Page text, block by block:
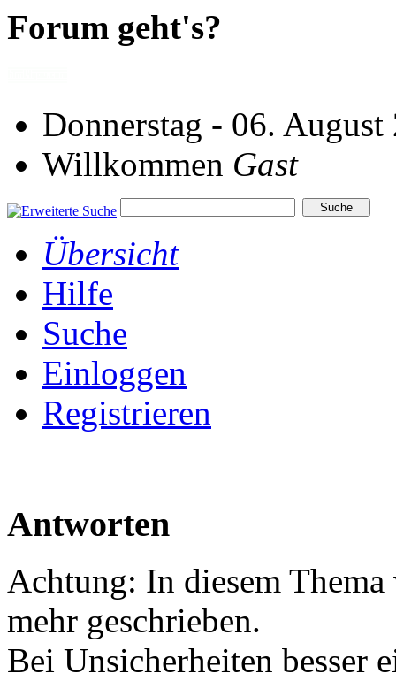
Forum geht's?
Donnerstag - 06.
Willkommen Gast
Übersicht
Hilfe
Suche
Einloggen
Registrieren
Antworten
Achtung: In diesem
mehr geschrieben.
Bei Unsicherheiten besser